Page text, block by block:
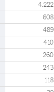
4.222
608
489
410
260
243
118